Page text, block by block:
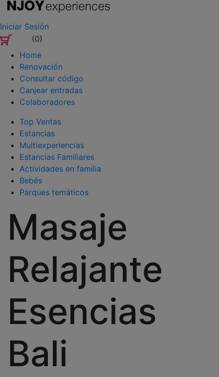
Iniciar Sesión
(0)
Home
Renovación
Consultar código
Canjear entradas
Colaboradores
Top Ventas
Estancias
Multiexperiencias
Estancias Familiares
Actividades en familia
Bebés
Parques temáticos
Masaje
Relajante
Esencias
Bali